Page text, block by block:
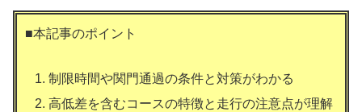
■本記事のポイント
制限時間や関門通過の条件と対策がわかる
高低差を含むコースの特徴と走行の注意点が理解